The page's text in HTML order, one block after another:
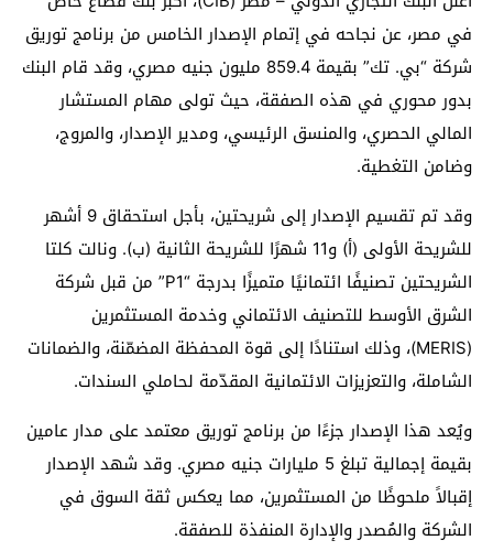
في مصر، عن نجاحه في إتمام الإصدار الخامس من برنامج توريق
شركة “بي. تك” بقيمة 859.4 مليون جنيه مصري، وقد قام البنك
بدور محوري في هذه الصفقة، حيث تولى مهام المستشار
المالي الحصري، والمنسق الرئيسي، ومدير الإصدار، والمروج،
وضامن التغطية.
وقد تم تقسيم الإصدار إلى شريحتين، بأجل استحقاق 9 أشهر
للشريحة الأولى (أ) و11 شهرًا للشريحة الثانية (ب). ونالت كلتا
الشريحتين تصنيفًا ائتمانيًا متميزًا بدرجة “P1” من قبل شركة
الشرق الأوسط للتصنيف الائتماني وخدمة المستثمرين
(MERIS)، وذلك استنادًا إلى قوة المحفظة المضمّنة، والضمانات
الشاملة، والتعزيزات الائتمانية المقدّمة لحاملي السندات.
ويُعد هذا الإصدار جزءًا من برنامج توريق معتمد على مدار عامين
بقيمة إجمالية تبلغ 5 مليارات جنيه مصري. وقد شهد الإصدار
إقبالاً ملحوظًا من المستثمرين، مما يعكس ثقة السوق في
الشركة والمُصدر والإدارة المنفذة للصفقة.